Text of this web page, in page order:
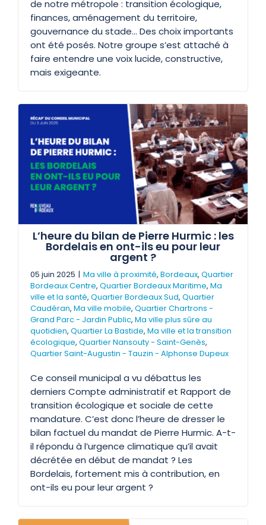
de notre métropole : transition écologique,
finances, aménagement du territoire,
gouvernance du stade… Des choix importants
ont été posés. Notre groupe s’est attaché à
faire entendre une voix lucide, constructive,
mais exigeante.
L’heure du bilan de Pierre Hurmic : les
Bordelais en ont-ils eu pour leur
argent ?
05 juin 2025 | Ma ville à proximité, Bordeaux, Quartier
Bordeaux Centre, Quartier Bordeaux Maritime, Ma
ville et la santé, Quartier Bordeaux Sud, Quartier
Caudéran, Ma ville mobile, Quartier Chartrons -
Grand Parc - Jardin Public, Ma ville plus sûre au
quotidien, Quartier La Bastide, Ma ville et la transition
écologique, Quartier Nansouty - Saint-Genès,
Quartier Saint-Augustin - Tauzin - Alphonse Dupeux
Ce conseil municipal a vu débattus les
derniers Compte administratif et Rapport de
transition écologique et sociale de cette
mandature. C’est donc l’heure de dresser le
bilan factuel du mandat de Pierre Hurmic. A-t-
il répondu à l’urgence climatique qu’il avait
décrétée en début de mandat ? Les
Bordelais, fortement mis à contribution, en
ont-ils eu pour leur argent ?